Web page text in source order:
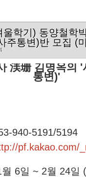
울학기) 동양철학
주통변)반 모집 (
渼珊 김명옥의
통변)'
940-5191/5194
pf.kakao.com/
6일 ~ 2월 24일